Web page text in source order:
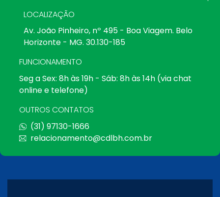
LOCALIZAÇÃO
Av. João Pinheiro, nº 495 - Boa Viagem. Belo
Horizonte - MG. 30.130-185
FUNCIONAMENTO
Seg a Sex: 8h às 19h - Sáb: 8h às 14h (via chat
online e telefone)
OUTROS CONTATOS
(31) 97130-1666
relacionamento@cdlbh.com.br